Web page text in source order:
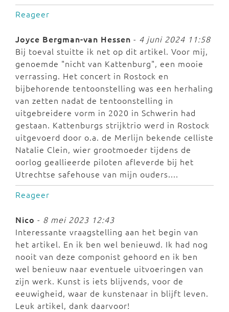
Reageer
Joyce Bergman-van Hessen - 4 juni 2024 11:58
Bij toeval stuitte ik net op dit artikel. Voor mij,
genoemde "nicht van Kattenburg", een mooie
verrassing. Het concert in Rostock en
bijbehorende tentoonstelling was een herhaling
van zetten nadat de tentoonstelling in
uitgebreidere vorm in 2020 in Schwerin had
gestaan. Kattenburgs strijktrio werd in Rostock
uitgevoerd door o.a. de Merlijn bekende celliste
Natalie Clein, wier grootmoeder tijdens de
oorlog geallieerde piloten afleverde bij het
Utrechtse safehouse van mijn ouders....
Reageer
Nico - 8 mei 2023 12:43
Interessante vraagstelling aan het begin van
het artikel. En ik ben wel benieuwd. Ik had nog
nooit van deze componist gehoord en ik ben
wel benieuw naar eventuele uitvoeringen van
zijn werk. Kunst is iets blijvends, voor de
eeuwigheid, waar de kunstenaar in blijft leven.
Leuk artikel, dank daarvoor!